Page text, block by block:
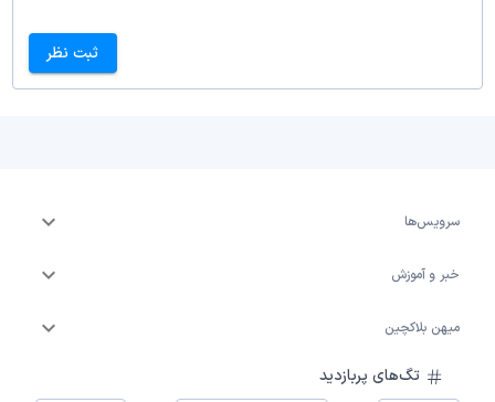
ثبت نظر
سرویس‌ها
خبر و آموزش
میهن بلاکچین
تگ‌های پربازدید